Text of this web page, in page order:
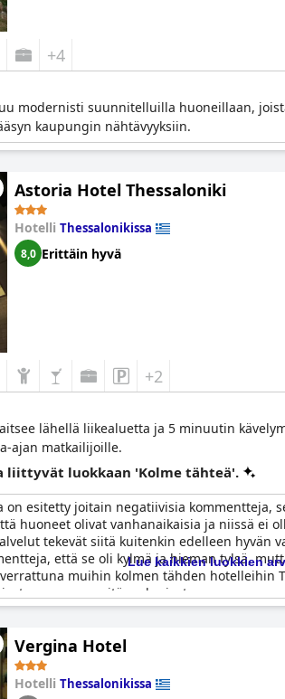
+4
modernisti suunnitelluilla huoneillaan,
kaupungin nähtävyyksiin.
Astoria Hotel Thessaloniki
Hotelli Thessalonikissa
8,0 Erittäin hyvä
+2
lähellä liikealuetta ja 5 minuutin
ajan matkailijoille.
liittyvät luokkaan 'Kolme tähteä'.
on esitetty joitain negatiivisia kommentteja,
huoneet olivat vanhanaikaisia ja niissä
tekevät siitä kuitenkin edelleen hyvän
että se oli kylmä ja hieman tylsä,
muihin kolmen tähden hotelleihin
saaneensa mitä maksoivat.
Lue kaikkien luokkien
Vergina Hotel
Hotelli Thessalonikissa